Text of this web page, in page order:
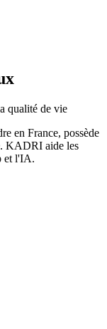
qualité de vie
en France, possède
KADRI aide les
et l'IA.